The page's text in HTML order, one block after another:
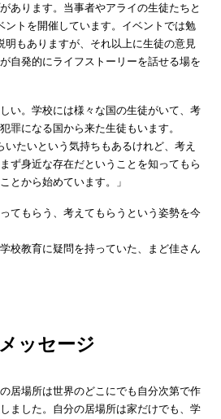
あります。当事者やアライの生徒たちと
ントを開催しています。イベントでは勉
明もありますが、それ以上に生徒の意見
自発的にライフストーリーを話せる場を
い。学校には様々な国の生徒がいて、考
罪になる国から来た生徒もいます。
いたいという気持ちもあるけれど、考え
ず身近な存在だということを知ってもら
とから始めています。」
てもらう、考えてもらうという姿勢を今
校教育に疑問を持っていた、まど佳さん
ッセージ
居場所は世界のどこにでも自分次第で作
ました。自分の居場所は家だけでも、学